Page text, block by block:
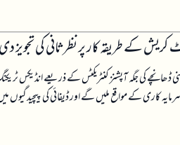
کے طریقہ کار پر نظرثانی کی تجویز دی
ڈھانچے کی جگہ آپشنز کنٹریکٹس کے ذریعے انڈیکس
کاری کے مواقع ملیں گے اور ڈیفائی کی پیچیدگیوں